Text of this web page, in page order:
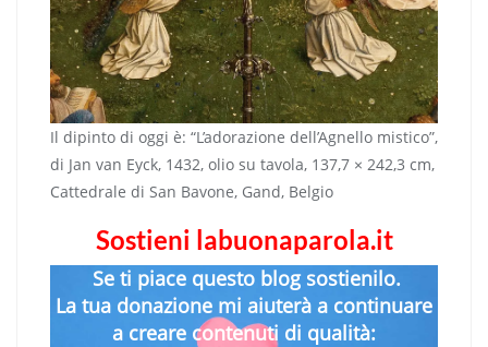
Il dipinto di oggi è: “L’adorazione dell’Agnello mistico”,
di Jan van Eyck, 1432, olio su tavola, 137,7 × 242,3 cm,
Cattedrale di San Bavone, Gand, Belgio
Sostieni labuonaparola.it
Se ti piace questo blog sostienilo.
La tua donazione mi aiuterà a continuare
a creare contenuti di qualità: